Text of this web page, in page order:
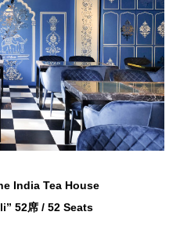
India Tea House
52席 / 52 Seats